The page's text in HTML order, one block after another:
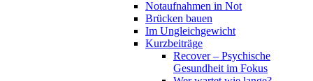
Notaufnahmen in Not
Brücken bauen
Im Ungleichgewicht
Kurzbeiträge
Recover – Psychische
Gesundheit im Fokus